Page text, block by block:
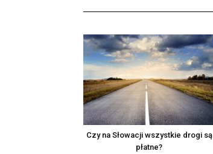
Czy na Słowacji wszystkie drogi są
płatne?